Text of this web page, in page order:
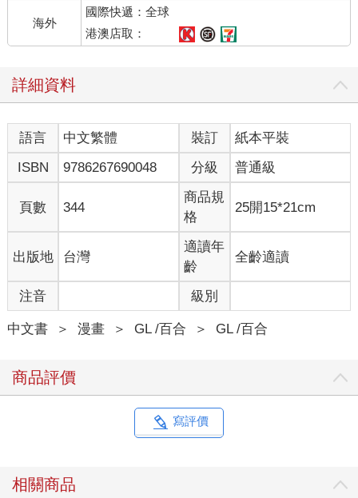
海外
國際快遞：全球
港澳店取：
詳細資料
語言 中文繁體 裝訂
紙本平裝
ISBN
9786267690048 分級 普通級
頁數 344
商品規
格
25開15*21cm
出版地 台灣
適讀年
齡
全齡適讀
注音 級別
中文書 ＞ 漫畫 ＞ GL /百合 ＞ GL /百合
商品評價
寫評價
相關商品